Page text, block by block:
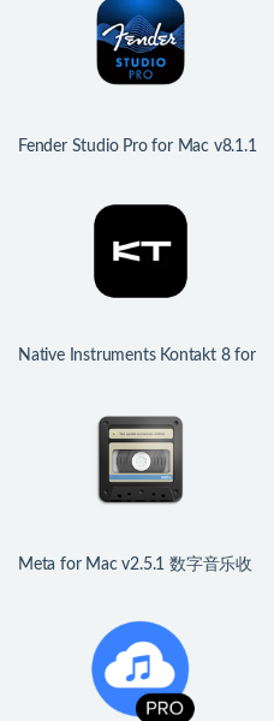
Fender Studio Pro for Mac v8.1.1
Native Instruments Kontakt 8 for
Meta for Mac v2.5.1 数字音乐收